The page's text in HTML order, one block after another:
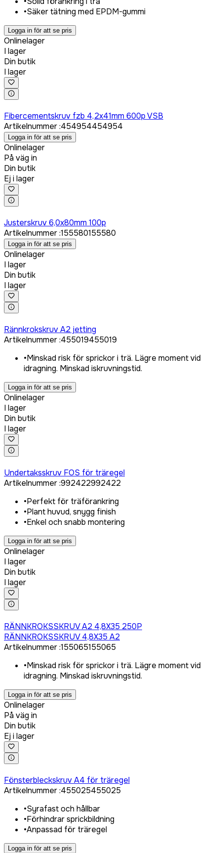
•Säker tätning med EPDM-gummi
Logga in för att se pris
Onlinelager
I lager
Din butik
I lager
Fibercementskruv fzb 4,2x41mm 600p VSB
Artikelnummer:454954454954
Logga in för att se pris
Onlinelager
På väg in
Din butik
Ej i lager
Justerskruv 6,0x80mm 100p
Artikelnummer:155580155580
Logga in för att se pris
Onlinelager
I lager
Din butik
I lager
Rännkrokskruv A2 jetting
Artikelnummer:455019455019
•Minskad risk för sprickor i trä. Lägre moment vid
idragning. Minskad iskruvningstid.
Logga in för att se pris
Onlinelager
I lager
Din butik
I lager
Undertaksskruv FOS för träregel
Artikelnummer:992422992422
•Perfekt för träförankring
•Plant huvud, snygg finish
•Enkel och snabb montering
Logga in för att se pris
Onlinelager
I lager
Din butik
I lager
RÄNNKROKSSKRUV A2 4,8X35 250P
RÄNNKROKSSKRUV 4,8X35 A2
Artikelnummer:155065155065
•Minskad risk för sprickor i trä. Lägre moment vid
idragning. Minskad iskruvningstid.
Logga in för att se pris
Onlinelager
På väg in
Din butik
Ej i lager
Fönsterbleckskruv A4 för träregel
Artikelnummer:455025455025
•Syrafast och hållbar
•Förhindrar sprickbildning
•Anpassad för träregel
Logga in för att se pris